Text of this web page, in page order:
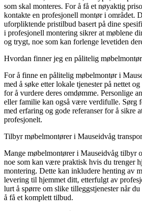
som skal monteres. For å få et nøyaktig
kontakte en profesjonell montør i området.
uforpliktende pristilbud basert på dine
i profesjonell montering sikrer at møblene
og trygt, noe som kan forlenge levetiden
Hvordan finner jeg en pålitelig
For å finne en pålitelig møbelmontør i
med å søke etter lokale tjenester på nettet
for å vurdere deres omdømme. Personlige
eller familie kan også være verdifulle. Sørg
med erfaring og gode referanser for å sikre
profesjonelt.
Tilbyr møbelmontører i Mauseidvåg
Mange møbelmontører i Mauseidvåg tilbyr
noe som kan være praktisk hvis du trenger
montering. Dette kan inkludere henting av
levering til hjemmet ditt, etterfulgt av
lurt å spørre om slike tilleggstjenester når
å få et komplett tilbud.